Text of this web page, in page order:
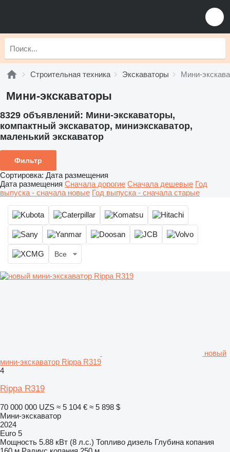
Строительная техника Экскаваторы Мини-
Мини-экскаваторы
8329 объявлений: Мини-экскаваторы,
компактный экскаватор, миниэкскаватор,
маленький экскаватор
Фильтр
Сортировка: Дата размещения
Дата размещения Сначала дорогие Сначала дешевые Год
выпуска - сначала новые Год выпуска - сначала старые
Все
новый
мини-экскаватор Rippa R319
4
Rippa R319
70 000 000 UZS ≈ 5 104 € ≈ 5 898 $
Мини-экскаватор
2024
Euro 5
Мощность 5.88 кВт (8 л.с.) Топливо дизель Глубина копания